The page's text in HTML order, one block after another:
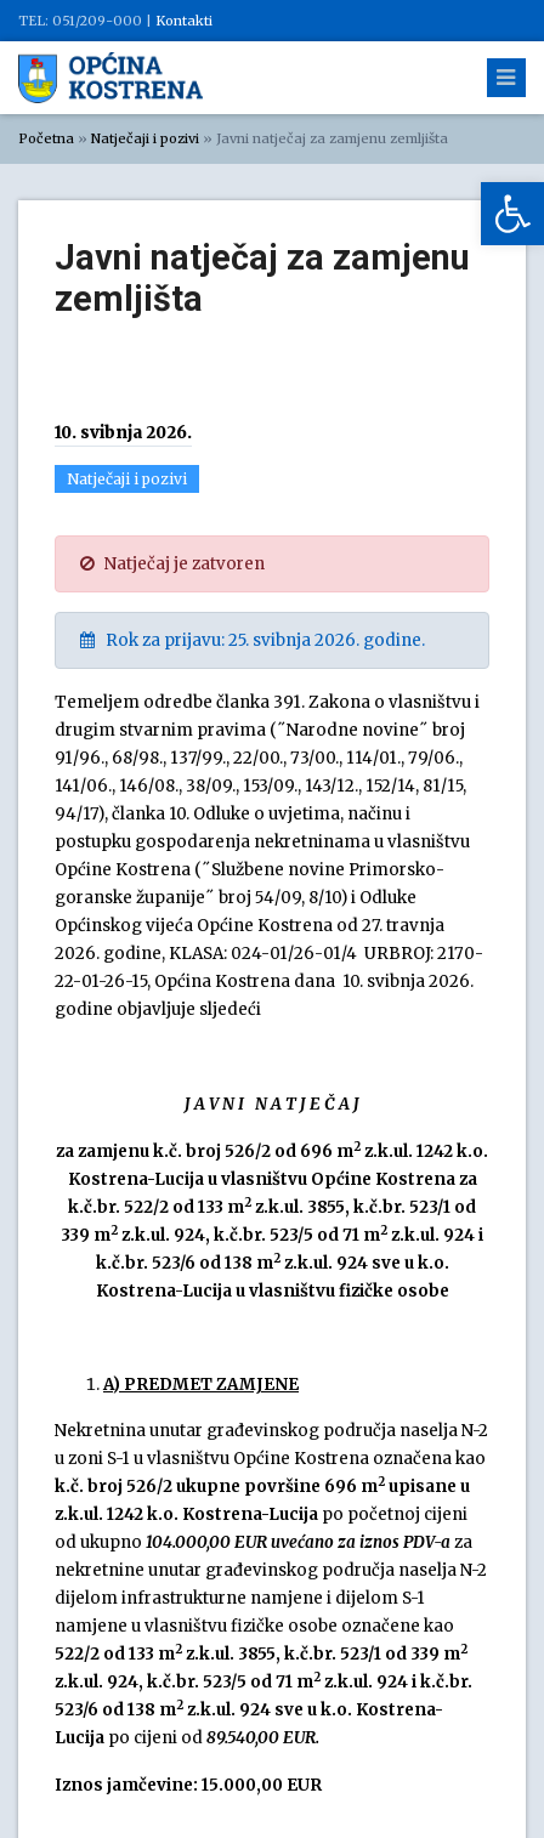
TEL: 051/209-000 | Kontakti
Početna » Natječaji i pozivi » Javni natječaj za zamjenu zemljišta
Javni natječaj za zamjenu
zemljišta
10. svibnja 2026.
Natječaji i pozivi
Natječaj je zatvoren
Rok za prijavu: 25. svibnja 2026. godine.
Temeljem odredbe članka 391. Zakona o vlasništvu i
drugim stvarnim pravima (˝Narodne novine˝ broj
91/96., 68/98., 137/99., 22/00., 73/00., 114/01., 79/06.,
141/06., 146/08., 38/09., 153/09., 143/12., 152/14, 81/15,
94/17), članka 10. Odluke o uvjetima, načinu i
postupku gospodarenja nekretninama u vlasništvu
Općine Kostrena (˝Službene novine Primorsko-
goranske županije˝ broj 54/09, 8/10) i Odluke
Općinskog vijeća Općine Kostrena od 27. travnja
2026. godine, KLASA: 024-01/26-01/4 URBROJ: 2170-
22-01-26-15, Općina Kostrena dana 10. svibnja 2026.
godine objavljuje sljedeći
J A V N I N A T J E Č A J
za zamjenuk.č. broj 526/2 od 696 m2 z.k.ul. 1242 k.o.
Kostrena-Lucija u vlasništvu Općine Kostrena za
k.č.br. 522/2 od 133 m2 z.k.ul. 3855, k.č.br. 523/1 od
339 m2 z.k.ul. 924, k.č.br. 523/5 od 71 m2 z.k.ul. 924 i
k.č.br. 523/6 od 138 m2z.k.ul. 924 sve u k.o.
Kostrena-Lucija u vlasništvu fizičke osobe
A) PREDMET ZAMJENE
Nekretnina unutar građevinskog područja naselja N-2
u zoni S-1 u vlasništvu Općine Kostrena označena kao
k.č. broj 526/2 ukupne površine 696 m2 upisane u
z.k.ul. 1242 k.o. Kostrena-Lucija po početnoj cijeni
od ukupno 104.000,00 EUR uvećano za iznos PDV-aza
nekretnine unutar građevinskog područja naselja N-2
dijelom infrastrukturne namjene i dijelom S-1
namjene u vlasništvu fizičke osobe označene kao
522/2 od 133 m2 z.k.ul. 3855, k.č.br. 523/1 od 339 m2
z.k.ul. 924, k.č.br. 523/5 od 71 m2 z.k.ul. 924 i k.č.br.
523/6 od 138 m2 z.k.ul. 924 sve u k.o. Kostrena-
Lucija po cijeni od89.540,00 EUR.
Iznos jamčevine: 15.000,00 EUR